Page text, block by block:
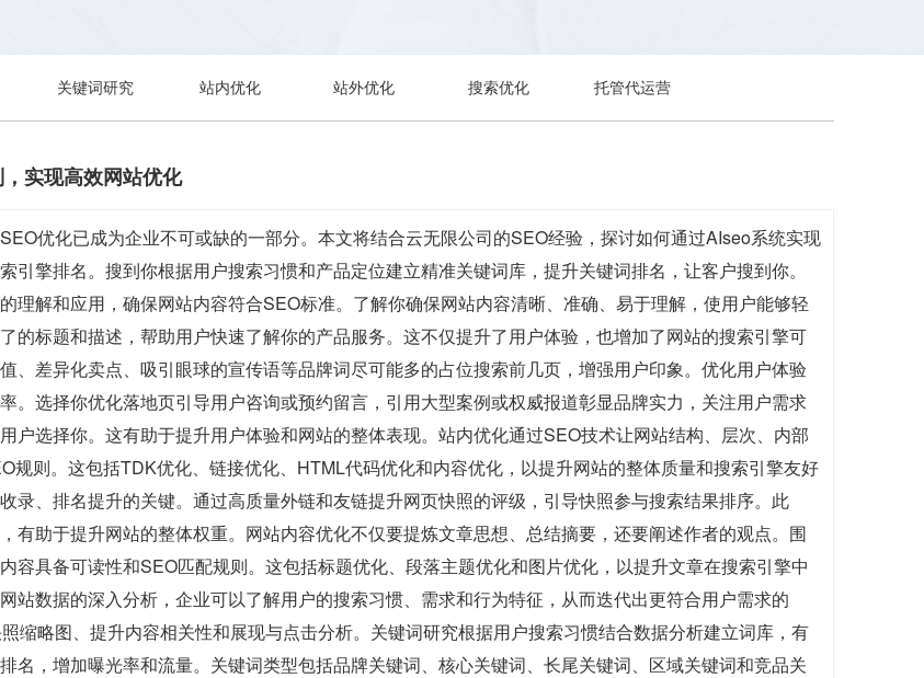
关键词研究 站内优化 站外优化 搜索优化 托管代运营
实现高效网站优化
优化已成为企业不可或缺的一部分。本文将结合云无限公司的SEO经验，探讨如何通过AIseo系统实现
引擎排名。搜到你根据用户搜索习惯和产品定位建立精准关键词库，提升关键词排名，让客户搜到你。
理解和应用，确保网站内容符合SEO标准。了解你确保网站内容清晰、准确、易于理解，使用户能够轻
的标题和描述，帮助用户快速了解你的产品服务。这不仅提升了用户体验，也增加了网站的搜索引擎可
、差异化卖点、吸引眼球的宣传语等品牌词尽可能多的占位搜索前几页，增强用户印象。优化用户体验
。选择你优化落地页引导用户咨询或预约留言，引用大型案例或权威报道彰显品牌实力，关注用户需求
户选择你。这有助于提升用户体验和网站的整体表现。站内优化通过SEO技术让网站结构、层次、内部
规则。这包括TDK优化、链接优化、HTML代码优化和内容优化，以提升网站的整体质量和搜索引擎友好
录、排名提升的关键。通过高质量外链和友链提升网页快照的评级，引导快照参与搜索结果排序。此
有助于提升网站的整体权重。网站内容优化不仅要提炼文章思想、总结摘要，还要阐述作者的观点。围
容具备可读性和SEO匹配规则。这包括标题优化、段落主题优化和图片优化，以提升文章在搜索引擎中
站数据的深入分析，企业可以了解用户的搜索习惯、需求和行为特征，从而迭代出更符合用户需求的
缩略图、提升内容相关性和展现与点击分析。关键词研究根据用户搜索习惯结合数据分析建立词库，有
名，增加曝光率和流量。关键词类型包括品牌关键词、核心关键词、长尾关键词、区域关键词和竞品关